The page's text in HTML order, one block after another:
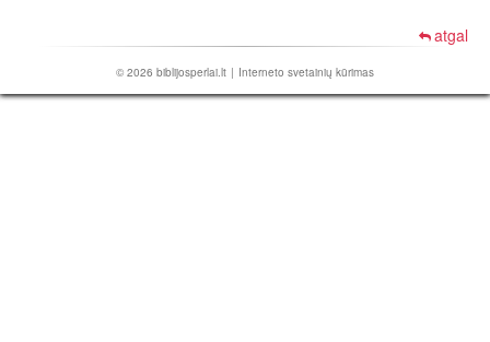
atgal
© 2026 biblijosperlai.lt | Interneto svetainių kūrimas